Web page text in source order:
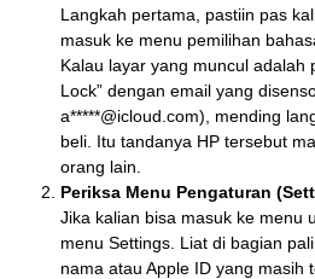
Langkah pertama, pastiin pas
masuk ke menu pemilihan
Kalau layar yang muncul adalah
Lock” dengan email yang
a*****@icloud.com), mending
beli. Itu tandanya HP tersebut
orang lain.
Periksa Menu Pengaturan
Jika kalian bisa masuk ke menu
menu Settings. Liat di bagian
nama atau Apple ID yang masih